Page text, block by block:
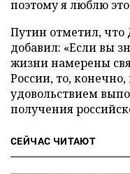
поэтому я люблю
Путин отметил, что
добавил: «Если вы
жизни намерены
России, то,
удовольствием
получения
СЕЙЧАС ЧИТАЮТ